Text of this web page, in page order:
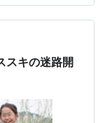
ープニングイベ
ット「雪の丘」
「雪の丘」12
や…
スキの迷路開